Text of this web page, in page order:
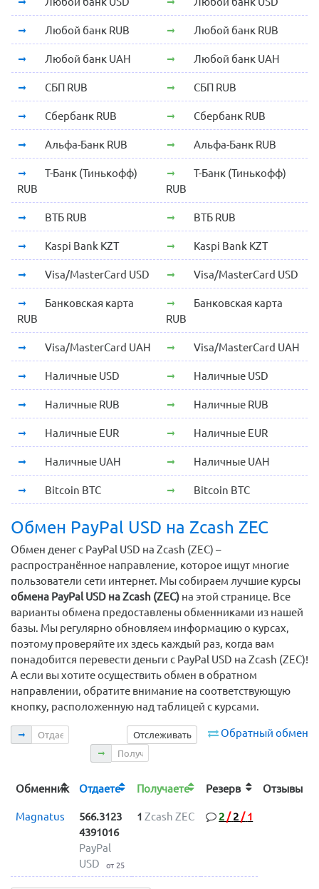
Любой банк RUB Любой банк RUB
Любой банк UAH Любой банк UAH
СБП RUB СБП RUB
Сбербанк RUB Сбербанк RUB
Альфа-Банк RUB Альфа-Банк RUB
Т-Банк (Тинькофф)
RUB
Т-Банк (Тинькофф)
RUB
ВТБ RUB ВТБ RUB
Kaspi Bank KZT Kaspi Bank KZT
Visa/MasterCard USD Visa/MasterCard USD
Банковская карта
RUB
Банковская карта
RUB
Visa/MasterCard UAH Visa/MasterCard UAH
Наличные USD Наличные USD
Наличные RUB Наличные RUB
Наличные EUR Наличные EUR
Наличные UAH Наличные UAH
Bitcoin BTC Bitcoin BTC
Обмен PayPal USD на Zcash ZEC
Обмен денег с PayPal USD на Zcash (ZEC) –
распространённое направление, которое ищут многие
пользователи сети интернет. Мы собираем лучшие курсы
обмена PayPal USD на Zcash (ZEC) на этой странице. Все
варианты обмена предоставлены обменниками из нашей
базы. Мы регулярно обновляем информацию о курсах,
поэтому проверяйте их здесь каждый раз, когда вам
понадобится перевести деньги с PayPal USD на Zcash (ZEC)!
А если вы хотите осуществить обмен в обратном
направлении, обратите внимание на соответствующую
кнопку, расположенную над таблицей с курсами.
Обратный обмен
Отслеживать
Отдаете
Получаете
Обменник Отдаете Получаете Резерв Отзывы
Magnatus
566.3123
4391016
PayPal
USD
от 25
1 Zcash ZEC 2 / 2 / 1